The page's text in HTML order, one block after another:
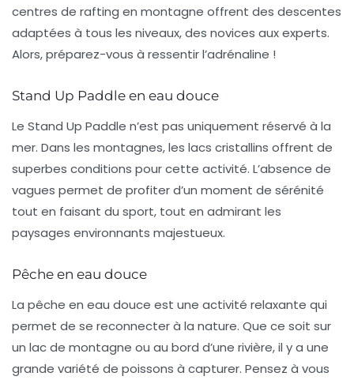
centres de rafting en montagne offrent des descentes
adaptées à tous les niveaux, des novices aux experts.
Alors, préparez-vous à ressentir l’adrénaline !
Stand Up Paddle en eau douce
Le Stand Up Paddle n’est pas uniquement réservé à la
mer. Dans les montagnes, les lacs cristallins offrent de
superbes conditions pour cette activité. L’absence de
vagues permet de profiter d’un moment de sérénité
tout en faisant du sport, tout en admirant les
paysages environnants majestueux.
Pêche en eau douce
La pêche en eau douce est une activité relaxante qui
permet de se reconnecter à la nature. Que ce soit sur
un lac de montagne ou au bord d’une rivière, il y a une
grande variété de poissons à capturer. Pensez à vous